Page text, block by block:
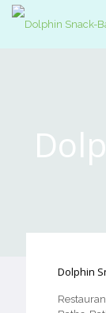
Dolphin